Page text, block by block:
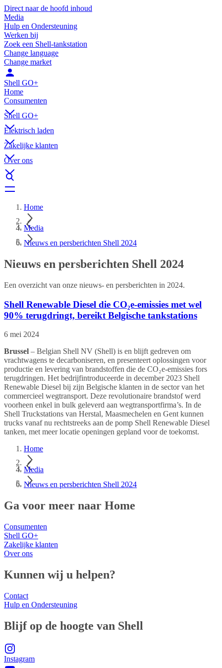
Direct naar de hoofd inhoud
Media
Hulp en Ondersteuning
Werken bij
Zoek een Shell-tankstation
Change language
Change market
Shell GO+
Home
Consumenten
Shell GO+
Elektrisch laden
Zakelijke klanten
Over ons
Home
Media
Nieuws en persberichten Shell 2024
Nieuws en persberichten Shell 2024
Een overzicht van onze nieuws- en persberichten in 2024.
Shell Renewable Diesel die CO₂e-emissies met wel
90% terugdringt, bereikt Belgische tankstations
6 mei 2024
Brussel – Belgian Shell NV (Shell) is en blijft gedreven om
vrachtwagens te decarboniseren, en presenteert oplossingen voor
productie en levering van brandstoffen die de CO₂e-emissies fors
terugdringen. Het bedrijfintroduceerde in december 2023 Shell
Renewable Diesel bij zijn Belgische klanten in de sector van het
commercieel wegtransport. Deze revolutionaire brandstof werd
voorheen enkel in bulk geleverd aan wegtransportfirma’s. In de
Shell Truckstations van Herstal, Maasmechelen en Gent kunnen
trucks vanaf nu rechtstreeks aan de pomp Shell Renewable Diesel
tanken, met meer locatie openingen gepland voor de toekomst.
Home
Media
Nieuws en persberichten Shell 2024
Ga voor meer naar Home
Consumenten
Shell GO+
Zakelijke klanten
Over ons
Kunnen wij u helpen?
Contact
Hulp en Ondersteuning
Blijf op de hoogte van Shell
Instagram